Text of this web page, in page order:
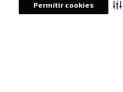
Permitir cookies